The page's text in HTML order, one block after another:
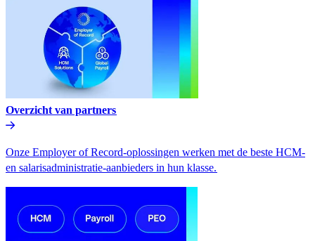
Overzicht van partners​​
Onze Employer of Record-oplossingen werken met de beste HCM-
en salarisadministratie-aanbieders in hun klasse.​​